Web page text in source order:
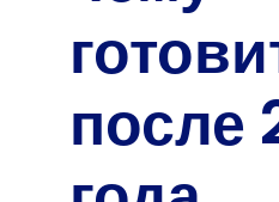
после